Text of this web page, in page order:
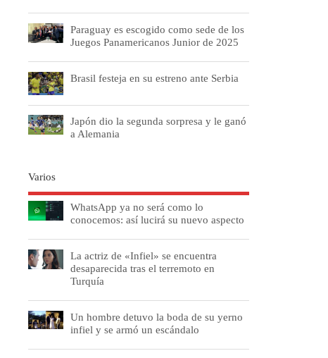
Paraguay es escogido como sede de los
Juegos Panamericanos Junior de 2025
Brasil festeja en su estreno ante Serbia
Japón dio la segunda sorpresa y le ganó
a Alemania
Varios
WhatsApp ya no será como lo
conocemos: así lucirá su nuevo aspecto
La actriz de «Infiel» se encuentra
desaparecida tras el terremoto en
Turquía
Un hombre detuvo la boda de su yerno
infiel y se armó un escándalo